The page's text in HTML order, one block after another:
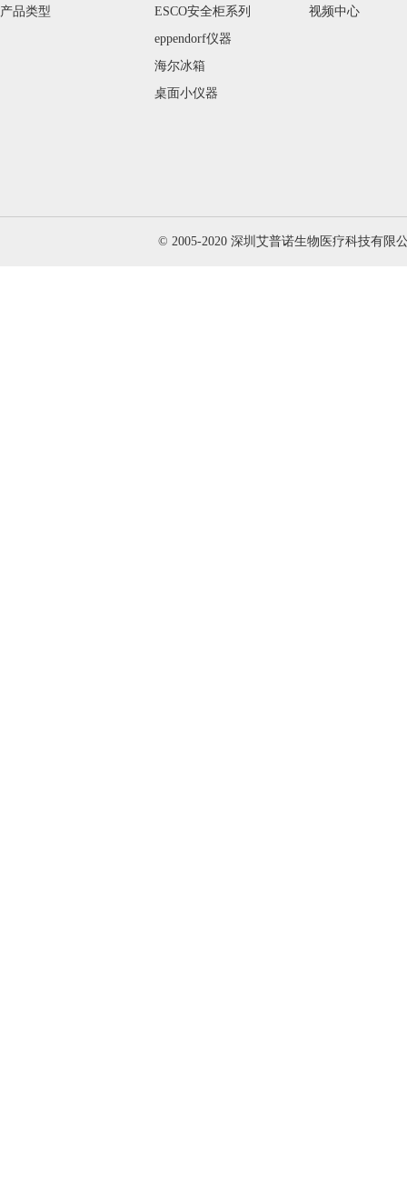
产品类型
ESCO安全柜系列
eppendorf仪器
海尔冰箱
桌面小仪器
视频中心
© 2005-2020 深圳艾普诺生物医疗科技有